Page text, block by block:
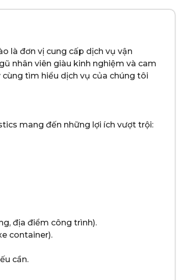
là đơn vị cung cấp dịch vụ vận
nhân viên giàu kinh nghiệm và cam
tìm hiểu dịch vụ của chúng tôi
mang đến những lợi ích vượt trội:
địa điểm công trình).
container).
cần.